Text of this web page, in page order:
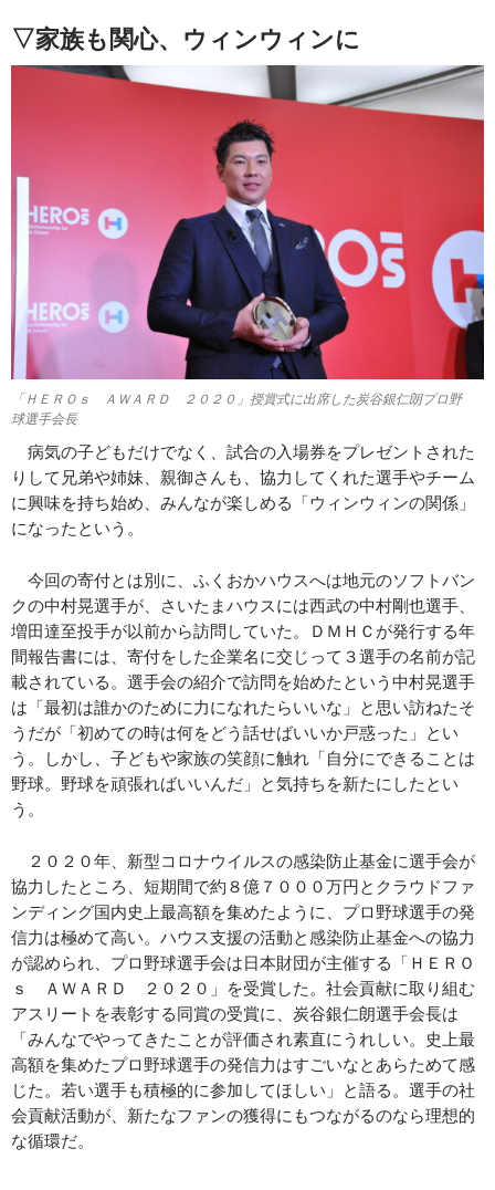
▽家族も関心、ウィンウィンに
「ＨＥＲＯｓ ＡＷＡＲＤ ２０２０」授賞式に出席した炭谷銀仁朗プロ野
球選手会長
病気の子どもだけでなく、試合の入場券をプレゼントされた
りして兄弟や姉妹、親御さんも、協力してくれた選手やチーム
に興味を持ち始め、みんなが楽しめる「ウィンウィンの関係」
になったという。
今回の寄付とは別に、ふくおかハウスへは地元のソフトバン
クの中村晃選手が、さいたまハウスには西武の中村剛也選手、
増田達至投手が以前から訪問していた。ＤＭＨＣが発行する年
間報告書には、寄付をした企業名に交じって３選手の名前が記
載されている。選手会の紹介で訪問を始めたという中村晃選手
は「最初は誰かのために力になれたらいいな」と思い訪ねたそ
うだが「初めての時は何をどう話せばいいか戸惑った」とい
う。しかし、子どもや家族の笑顔に触れ「自分にできることは
野球。野球を頑張ればいいんだ」と気持ちを新たにしたとい
う。
２０２０年、新型コロナウイルスの感染防止基金に選手会が
協力したところ、短期間で約８億７０００万円とクラウドファ
ンディング国内史上最高額を集めたように、プロ野球選手の発
信力は極めて高い。ハウス支援の活動と感染防止基金への協力
が認められ、プロ野球選手会は日本財団が主催する「ＨＥＲＯ
ｓ ＡＷＡＲＤ ２０２０」を受賞した。社会貢献に取り組む
アスリートを表彰する同賞の受賞に、炭谷銀仁朗選手会長は
「みんなでやってきたことが評価され素直にうれしい。史上最
高額を集めたプロ野球選手の発信力はすごいなとあらためて感
じた。若い選手も積極的に参加してほしい」と語る。選手の社
会貢献活動が、新たなファンの獲得にもつながるのなら理想的
な循環だ。